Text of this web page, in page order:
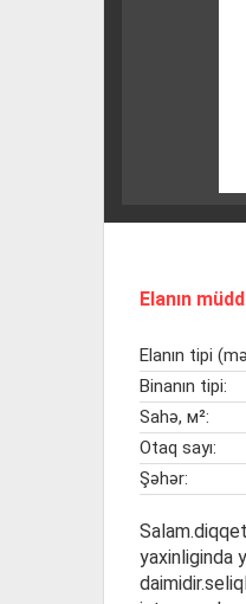
Elanın
Elanın tipi
Binanın tipi:
Sahə, м²:
Otaq sayı:
Şəhər:
yaxinliginda